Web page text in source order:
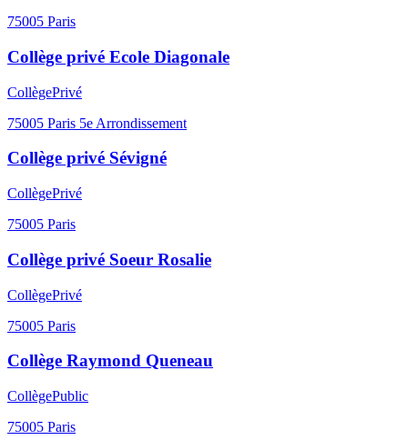
75005 Paris
Collège privé Ecole Diagonale
CollègePrivé
75005 Paris 5e Arrondissement
Collège privé Sévigné
CollègePrivé
75005 Paris
Collège privé Soeur Rosalie
CollègePrivé
75005 Paris
Collège Raymond Queneau
CollègePublic
75005 Paris